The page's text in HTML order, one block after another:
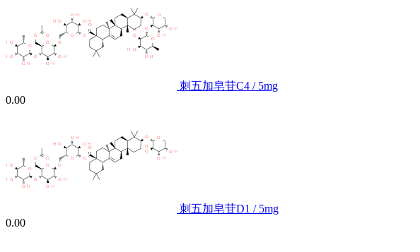
刺五加皂苷C4 / 5mg
0.00
刺五加皂苷D1 / 5mg
0.00